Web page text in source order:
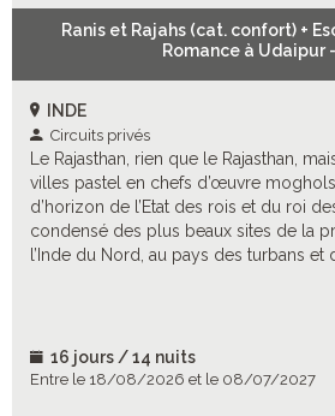
Ranis et Rajahs (cat. confort) +
Romance à Udaipur
INDE
Circuits privés
Le Rajasthan, rien que le Rajasthan,
villes pastel en chefs d’œuvre
d’horizon de l’Etat des rois et du roi
condensé des plus beaux sites de la
l’Inde du Nord, au pays des turbans et
16 jours / 14 nuits
Entre le 18/08/2026 et le 08/07/2027